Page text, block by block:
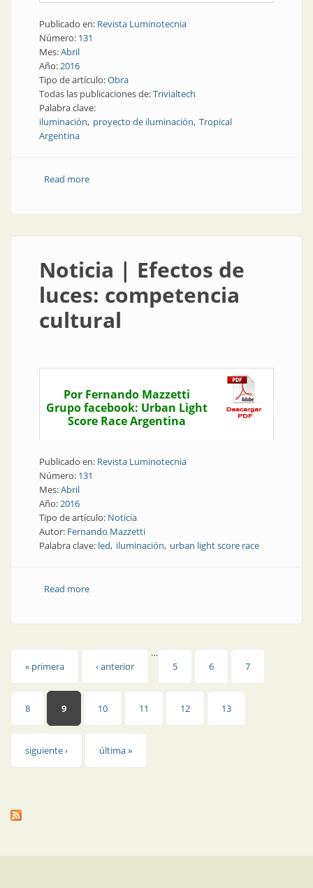
Publicado en: Revista Luminotecnia
Número: 131
Mes:Abril
Año:2016
Tipo de artículo:Obra
Todas las publicaciones de:Trivialtech
Palabra clave:
iluminación proyecto de iluminación Tropical
Argentina
Read moreabout Obra | Las frutas eligieron Domo
Noticia | Efectos de
luces: competencia
cultural
Por Fernando Mazzetti
Grupo facebook: Urban Light
Score Race Argentina
Publicado en: Revista Luminotecnia
Número: 131
Mes:Abril
Año:2016
Tipo de artículo: Noticia
Autor: Fernando Mazzetti
Palabra clave: led iluminación urban light score race
Read moreabout Noticia | Efectos de luces: competencia cultural
Páginas
« primera ‹ anterior
…
5
6 7
8 9 10 11 12 13
siguiente › última »